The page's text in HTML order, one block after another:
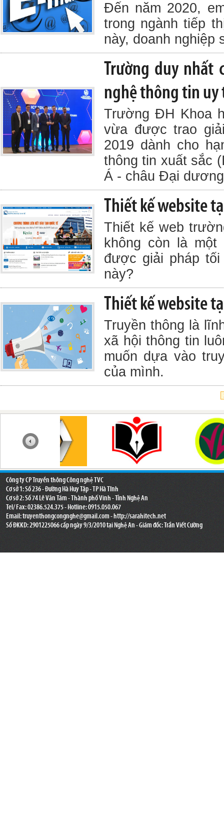
Đến năm 2020,
trong ngành tiếp
này, doanh nghiệp
Trường duy nhất
nghệ thông tin
Trường ĐH Khoa
vừa được trao
2019 dành cho
thông tin xuất sắc
Á - châu Đại
Thiết kế website
Thiết kế web
không còn là
được giải pháp
này?
Thiết kế website
Truyền thông là
xã hội thông tin
muốn dựa vào
của mình.
Công ty CP Truyền thông Công nghệ TVC
Cơ sở 1: Số 236 - Đường Hà Huy Tập - TP Hà Tĩnh
Cơ sở 2: Số 74 Lê Văn Tám - Thành phố Vinh - Tỉnh Nghệ An
Tel/ Fax: 02386.524.375 - Hotline: 0915.050.067
Email:truyenthongcongnghe@gmail.com- http://sarahitech.net
Số ĐKKD: 2901225066 cấp ngày 9/3/2010 tại Nghệ An - Giám đốc: Trần Viết Cường